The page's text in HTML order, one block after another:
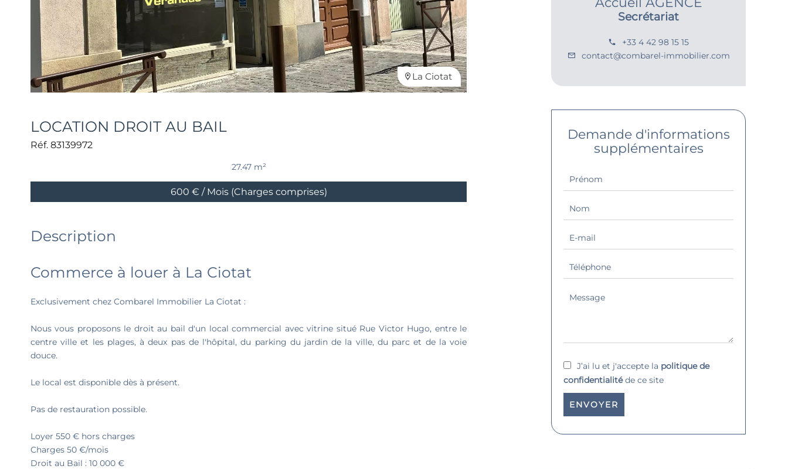
La Ciotat
LOCATION DROIT AU BAIL
Réf. 83139972
27.47 m²
600 € / Mois (Charges comprises)
Description
Commerce à louer à La Ciotat
Exclusivement chez Combarel Immobilier La Ciotat :
Nous vous proposons le droit au bail d'un local commercial avec vitrine situé Rue Victor Hugo, entre le
centre ville et les plages, à deux pas de l'hôpital, du parking du jardin de la ville, du parc et de la voie
douce.
Le local est disponible dès à présent.
Pas de restauration possible.
Loyer 550 € hors charges
Charges 50 €/mois
Droit au Bail : 10 000 €
Secrétariat
+33 4 42 98 15 15
contact@combarel-immobilier.com
Demande d'informations
supplémentaires
J’ai lu et j'accepte la politique de
confidentialitéde ce site
ENVOYER